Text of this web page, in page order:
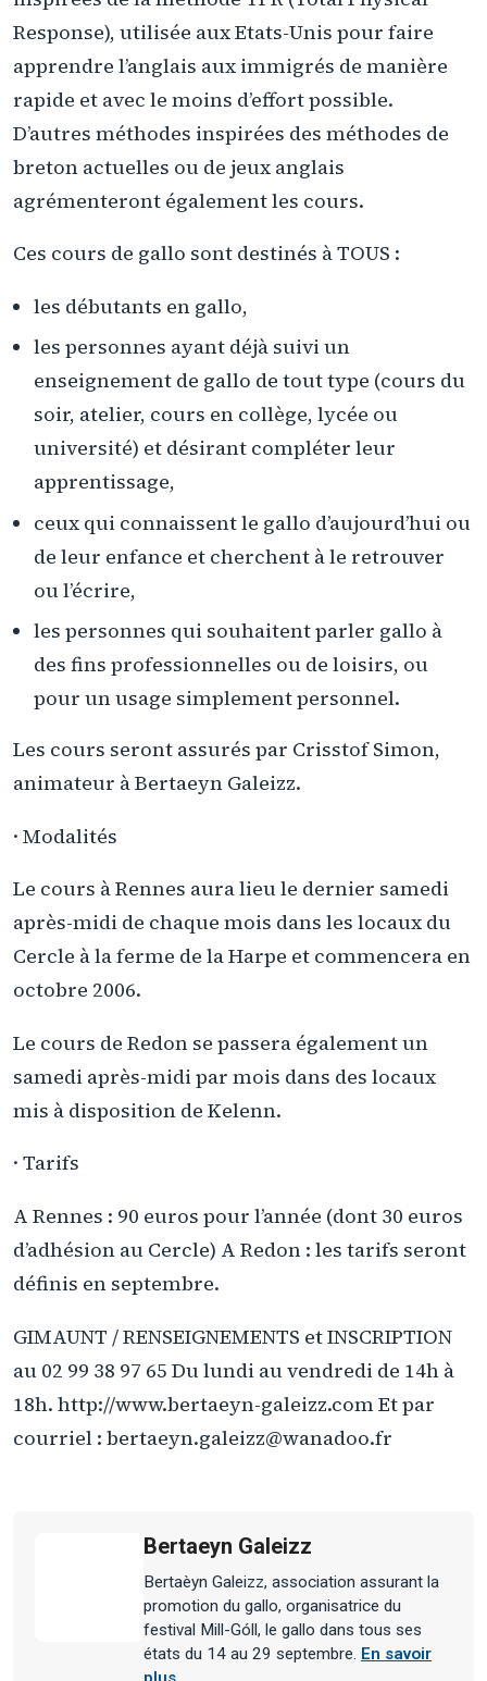
Response), utilisée aux Etats-Unis pour faire
apprendre l’anglais aux immigrés de manière
rapide et avec le moins d’effort possible.
D’autres méthodes inspirées des méthodes de
breton actuelles ou de jeux anglais
agrémenteront également les cours.
Ces cours de gallo sont destinés à TOUS :
les débutants en gallo,
les personnes ayant déjà suivi un
enseignement de gallo de tout type (cours du
soir, atelier, cours en collège, lycée ou
université) et désirant compléter leur
apprentissage,
ceux qui connaissent le gallo d’aujourd’hui ou
de leur enfance et cherchent à le retrouver
ou l’écrire,
les personnes qui souhaitent parler gallo à
des fins professionnelles ou de loisirs, ou
pour un usage simplement personnel.
Les cours seront assurés par Crisstof Simon,
animateur à Bertaeyn Galeizz.
· Modalités
Le cours à Rennes aura lieu le dernier samedi
après-midi de chaque mois dans les locaux du
Cercle à la ferme de la Harpe et commencera en
octobre 2006.
Le cours de Redon se passera également un
samedi après-midi par mois dans des locaux
mis à disposition de Kelenn.
· Tarifs
A Rennes : 90 euros pour l’année (dont 30 euros
d’adhésion au Cercle) A Redon : les tarifs seront
définis en septembre.
GIMAUNT / RENSEIGNEMENTS et INSCRIPTION
au 02 99 38 97 65 Du lundi au vendredi de 14h à
18h. http://www.bertaeyn-galeizz.com Et par
courriel : bertaeyn.galeizz@wanadoo.fr
Bertaeyn Galeizz
Bertaèyn Galeizz, association assurant la
promotion du gallo, organisatrice du
festival Mill-Góll, le gallo dans tous ses
états du 14 au 29 septembre. En savoir